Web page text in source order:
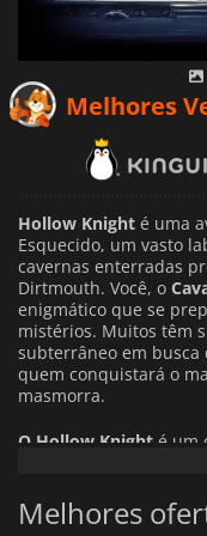
Melhores
Hollow Knight é uma
Esquecido, um vasto
cavernas enterradas
Dirtmouth. Você, o
enigmático que se
mistérios. Muitos têm
subterrâneo em busca
quem conquistará o
masmorra.
O Hollow Knight é um
scrolling lateral em 2D
insectos em ruínas de
contra bestas bizarras
Melhores